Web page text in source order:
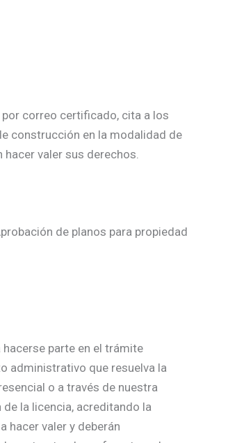
por correo certificado, cita a los
construcción en la modalidad de
valer sus derechos.
de planos para propiedad
parte en el trámite
administrativo que resuelva la
o a través de nuestra
la licencia, acreditando la
hacer valer y deberán